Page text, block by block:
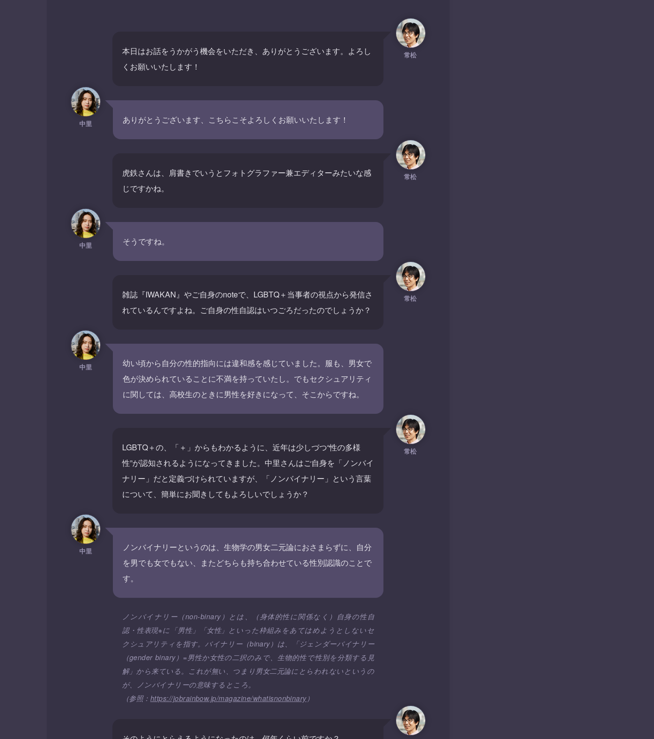
本日はお話をうかがう機会をいただき、ありがとうございます。よろし
くお願いいたします！
常松
ありがとうございます、こちらこそよろしくお願いいたします！
中里
虎鉄さんは、肩書きでいうとフォトグラファー兼エディターみたいな感
じですかね。
常松
そうですね。
中里
雑誌『IWAKAN』やご自身のnoteで、LGBTQ＋当事者の視点から発信さ
れているんですよね。ご自身の性自認はいつごろだったのでしょうか？
常松
幼い頃から自分の性的指向には違和感を感じていました。服も、男女で
色が決められていることに不満を持っていたし。でもセクシュアリティ
に関しては、高校生のときに男性を好きになって、そこからですね。
中里
LGBTQ＋の、「＋」からもわかるように、近年は少しづつ“性の多様
性”が認知されるようになってきました。中里さんはご自身を「ノンバイ
ナリー」だと定義づけられていますが、「ノンバイナリー」という言葉
について、簡単にお聞きしてもよろしいでしょうか？
常松
ノンバイナリーというのは、生物学の男女二元論におさまらずに、自分
を男でも女でもない、またどちらも持ち合わせている性別認識のことで
す。
中里
ノンバイナリー（non-binary）とは、（身体的性に関係なく）自身の性自
認・性表現※に「男性」「女性」といった枠組みをあてはめようとしないセ
クシュアリティを指す。バイナリー（binary）は、「ジェンダーバイナリー
（gender binary）=男性か女性の二択のみで、生物的性で性別を分類する見
解」から来ている。これが無い、つまり男女二元論にとらわれないというの
が、ノンバイナリーの意味するところ。
（参照： https://jobrainbow.jp/magazine/whatisnonbinary）